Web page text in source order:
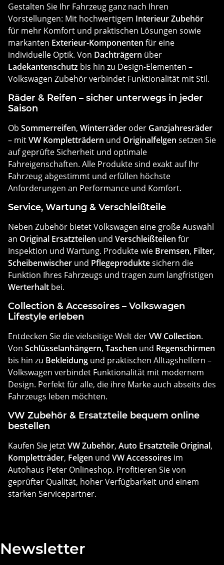
Gestalten Sie Ihr Fahrzeug ganz nach Ihren
Vorstellungen: Mit hochwertigem Interieur Zubehör
für mehr Komfort und praktischen Lösungen sowie
markanten Exterieur-Komponenten für eine
individuelle Optik. Von Dachträgern über
Ladekantenschutz bis hin zu Design-Elementen –
Volkswagen Zubehör verbindet Funktionalität mit Stil.
Räder & Reifen – sicher unterwegs in jeder
Saison
Ob Sommerreifen, Winterräder oder Ganzjahresräder
– mitVW Kompletträdern und Originalfelgen setzen Sie
auf geprüfte Sicherheit und optimale
Fahreigenschaften. Alle Produkte sind exakt auf Ihr
Fahrzeug abgestimmt und erfüllen höchste
Anforderungen an Performance und Komfort.
Service, Wartung & Verschleißteile
Neben Zubehör bietet Volkswagen eine große Auswahl
an Original Ersatzteilen und Verschleißteilen für
Inspektion und Wartung. Produkte wie Bremsen, Filter,
Scheibenwischer und Pflegeproduktesichern die
Funktion Ihres Fahrzeugs und tragen zum langfristigen
Werterhalt bei.
Collection & Accessoires – Volkswagen
Lifestyle erleben
Entdecken Sie die vielseitige Welt derVW Collection.
Von Schlüsselanhängern, Taschen und Regenschirmen
bis hin zu Bekleidung und praktischen Alltagshelfern –
Volkswagen verbindet Funktionalität mit modernem
Design. Perfekt für alle, die ihre Marke auch abseits des
Fahrzeugs leben möchten.
VW Zubehör & Ersatzteile bequem online
bestellen
Kaufen Sie jetztVW Zubehör, Auto Ersatzteile Original,
Kompletträder, Felgen und VW Accessoires im
Autohaus Peter Onlineshop. Profitieren Sie von
geprüfter Qualität, hoher Verfügbarkeit und einem
starken Servicepartner.
Newsletter